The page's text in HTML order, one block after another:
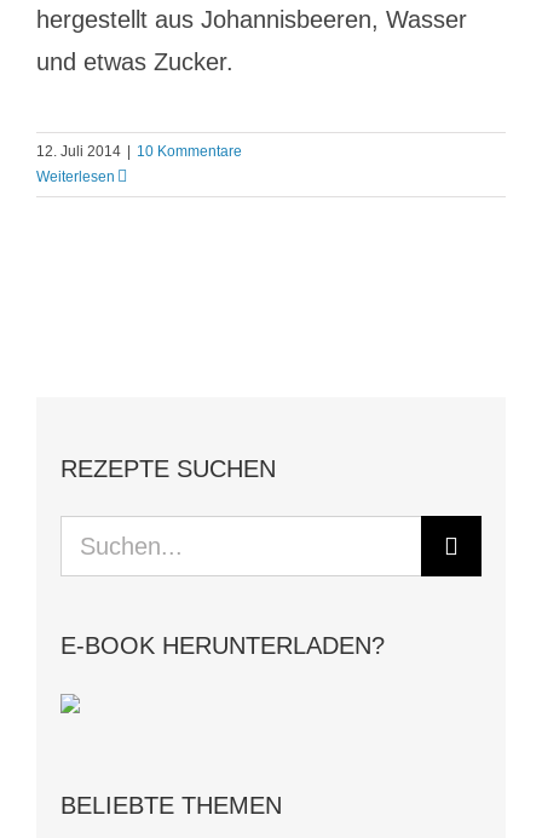
hergestellt aus Johannisbeeren, Wasser
und etwas Zucker.
12. Juli 2014
10 Kommentare
Weiterlesen
REZEPTE SUCHEN
Suche
nach:
E-BOOK HERUNTERLADEN?
BELIEBTE THEMEN